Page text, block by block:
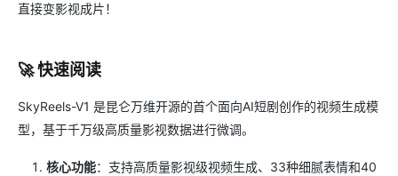
直接变影视成片！
🚀 快速阅读
SkyReels-V1 是昆仑万维开源的首个面向AI短剧创作的视频生成模
型，基于千万级高质量影视数据进行微调。
核心功能：支持高质量影视级视频生成、33种细腻表情和40